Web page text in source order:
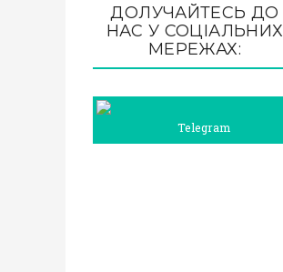
ДОЛУЧАЙТЕСЬ ДО
НАС У СОЦІАЛЬНИХ
МЕРЕЖАХ:
Telegram